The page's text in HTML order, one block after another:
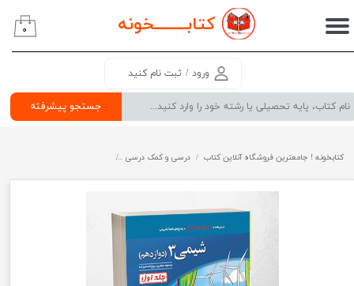
کتابــــــــخونه
جستجو پیشرفته
ورود / ثبت نام کنید
حساب کاربری من
سفارشات
۰
کتابخونه ! جامعترین فروشگاه آنلاین کتاب درسی و کمک درسی